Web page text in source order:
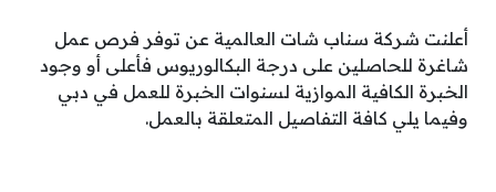
أعلنت شركة سناب شات العالمية عن توفر فرص عمل
شاغرة للحاصلين على درجة البكالوريوس فأعلى أو وجود
الخبرة الكافية الموازية لسنوات الخبرة للعمل في دبي
وفيما يلي كافة التفاصيل المتعلقة بالعمل.